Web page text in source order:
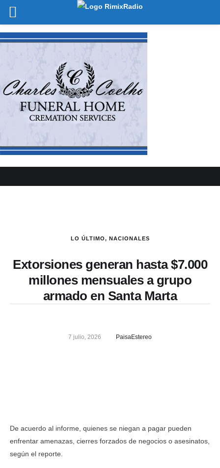
LO ÚLTIMO, NACIONALES
Extorsiones generan hasta $7.000
millones mensuales a grupo
armado en Santa Marta
7 julio, 2026 PaisaEstereo
De acuerdo al informe, quienes se niegan a pagar pueden
enfrentar amenazas, cierres forzados de negocios o asesinatos,
según el reporte.